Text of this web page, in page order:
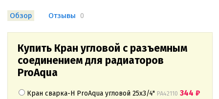
Обзор Отзывы 0
Купить Кран угловой с разъемным
соединением для радиаторов
ProAqua
Кран сварка-Н ProAqua угловой 25х3/4" PA42110 344 ₽